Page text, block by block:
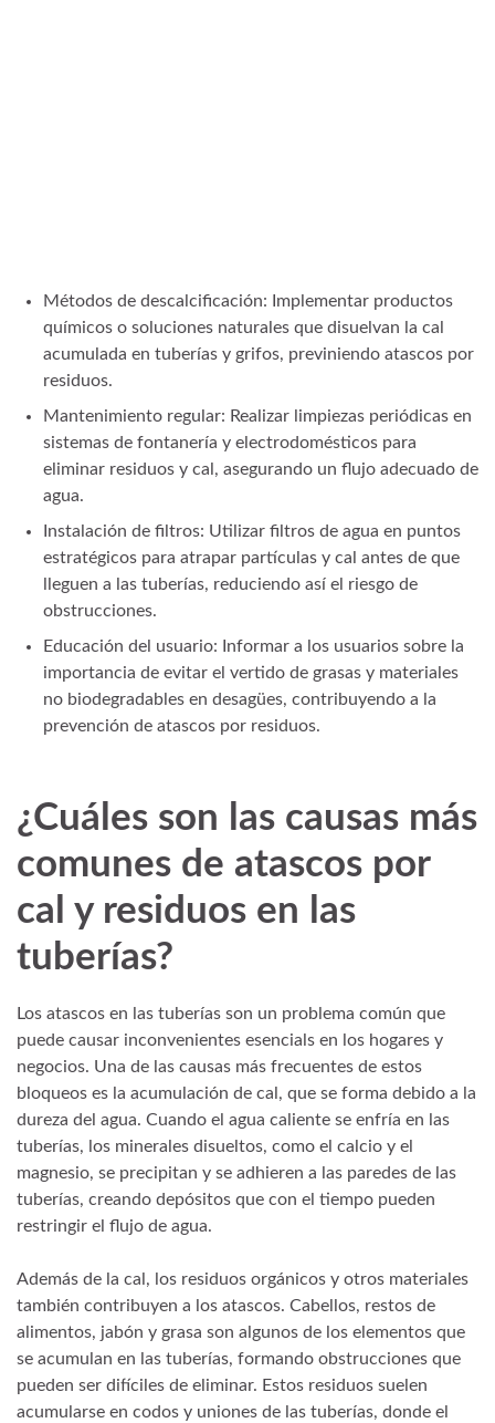
Métodos de descalcificación: Implementar productos
químicos o soluciones naturales que disuelvan la cal
acumulada en tuberías y grifos, previniendo atascos por
residuos.
Mantenimiento regular: Realizar limpiezas periódicas en
sistemas de fontanería y electrodomésticos para
eliminar residuos y cal, asegurando un flujo adecuado de
agua.
Instalación de filtros: Utilizar filtros de agua en puntos
estratégicos para atrapar partículas y cal antes de que
lleguen a las tuberías, reduciendo así el riesgo de
obstrucciones.
Educación del usuario: Informar a los usuarios sobre la
importancia de evitar el vertido de grasas y materiales
no biodegradables en desagües, contribuyendo a la
prevención de atascos por residuos.
¿Cuáles son las causas más
comunes de atascos por
cal y residuos en las
tuberías?
Los atascos en las tuberías son un problema común que
puede causar inconvenientes esencials en los hogares y
negocios. Una de las causas más frecuentes de estos
bloqueos es la acumulación de cal, que se forma debido a la
dureza del agua. Cuando el agua caliente se enfría en las
tuberías, los minerales disueltos, como el calcio y el
magnesio, se precipitan y se adhieren a las paredes de las
tuberías, creando depósitos que con el tiempo pueden
restringir el flujo de agua.
Además de la cal, los residuos orgánicos y otros materiales
también contribuyen a los atascos. Cabellos, restos de
alimentos, jabón y grasa son algunos de los elementos que
se acumulan en las tuberías, formando obstrucciones que
pueden ser difíciles de eliminar. Estos residuos suelen
acumularse en codos y uniones de las tuberías, donde el